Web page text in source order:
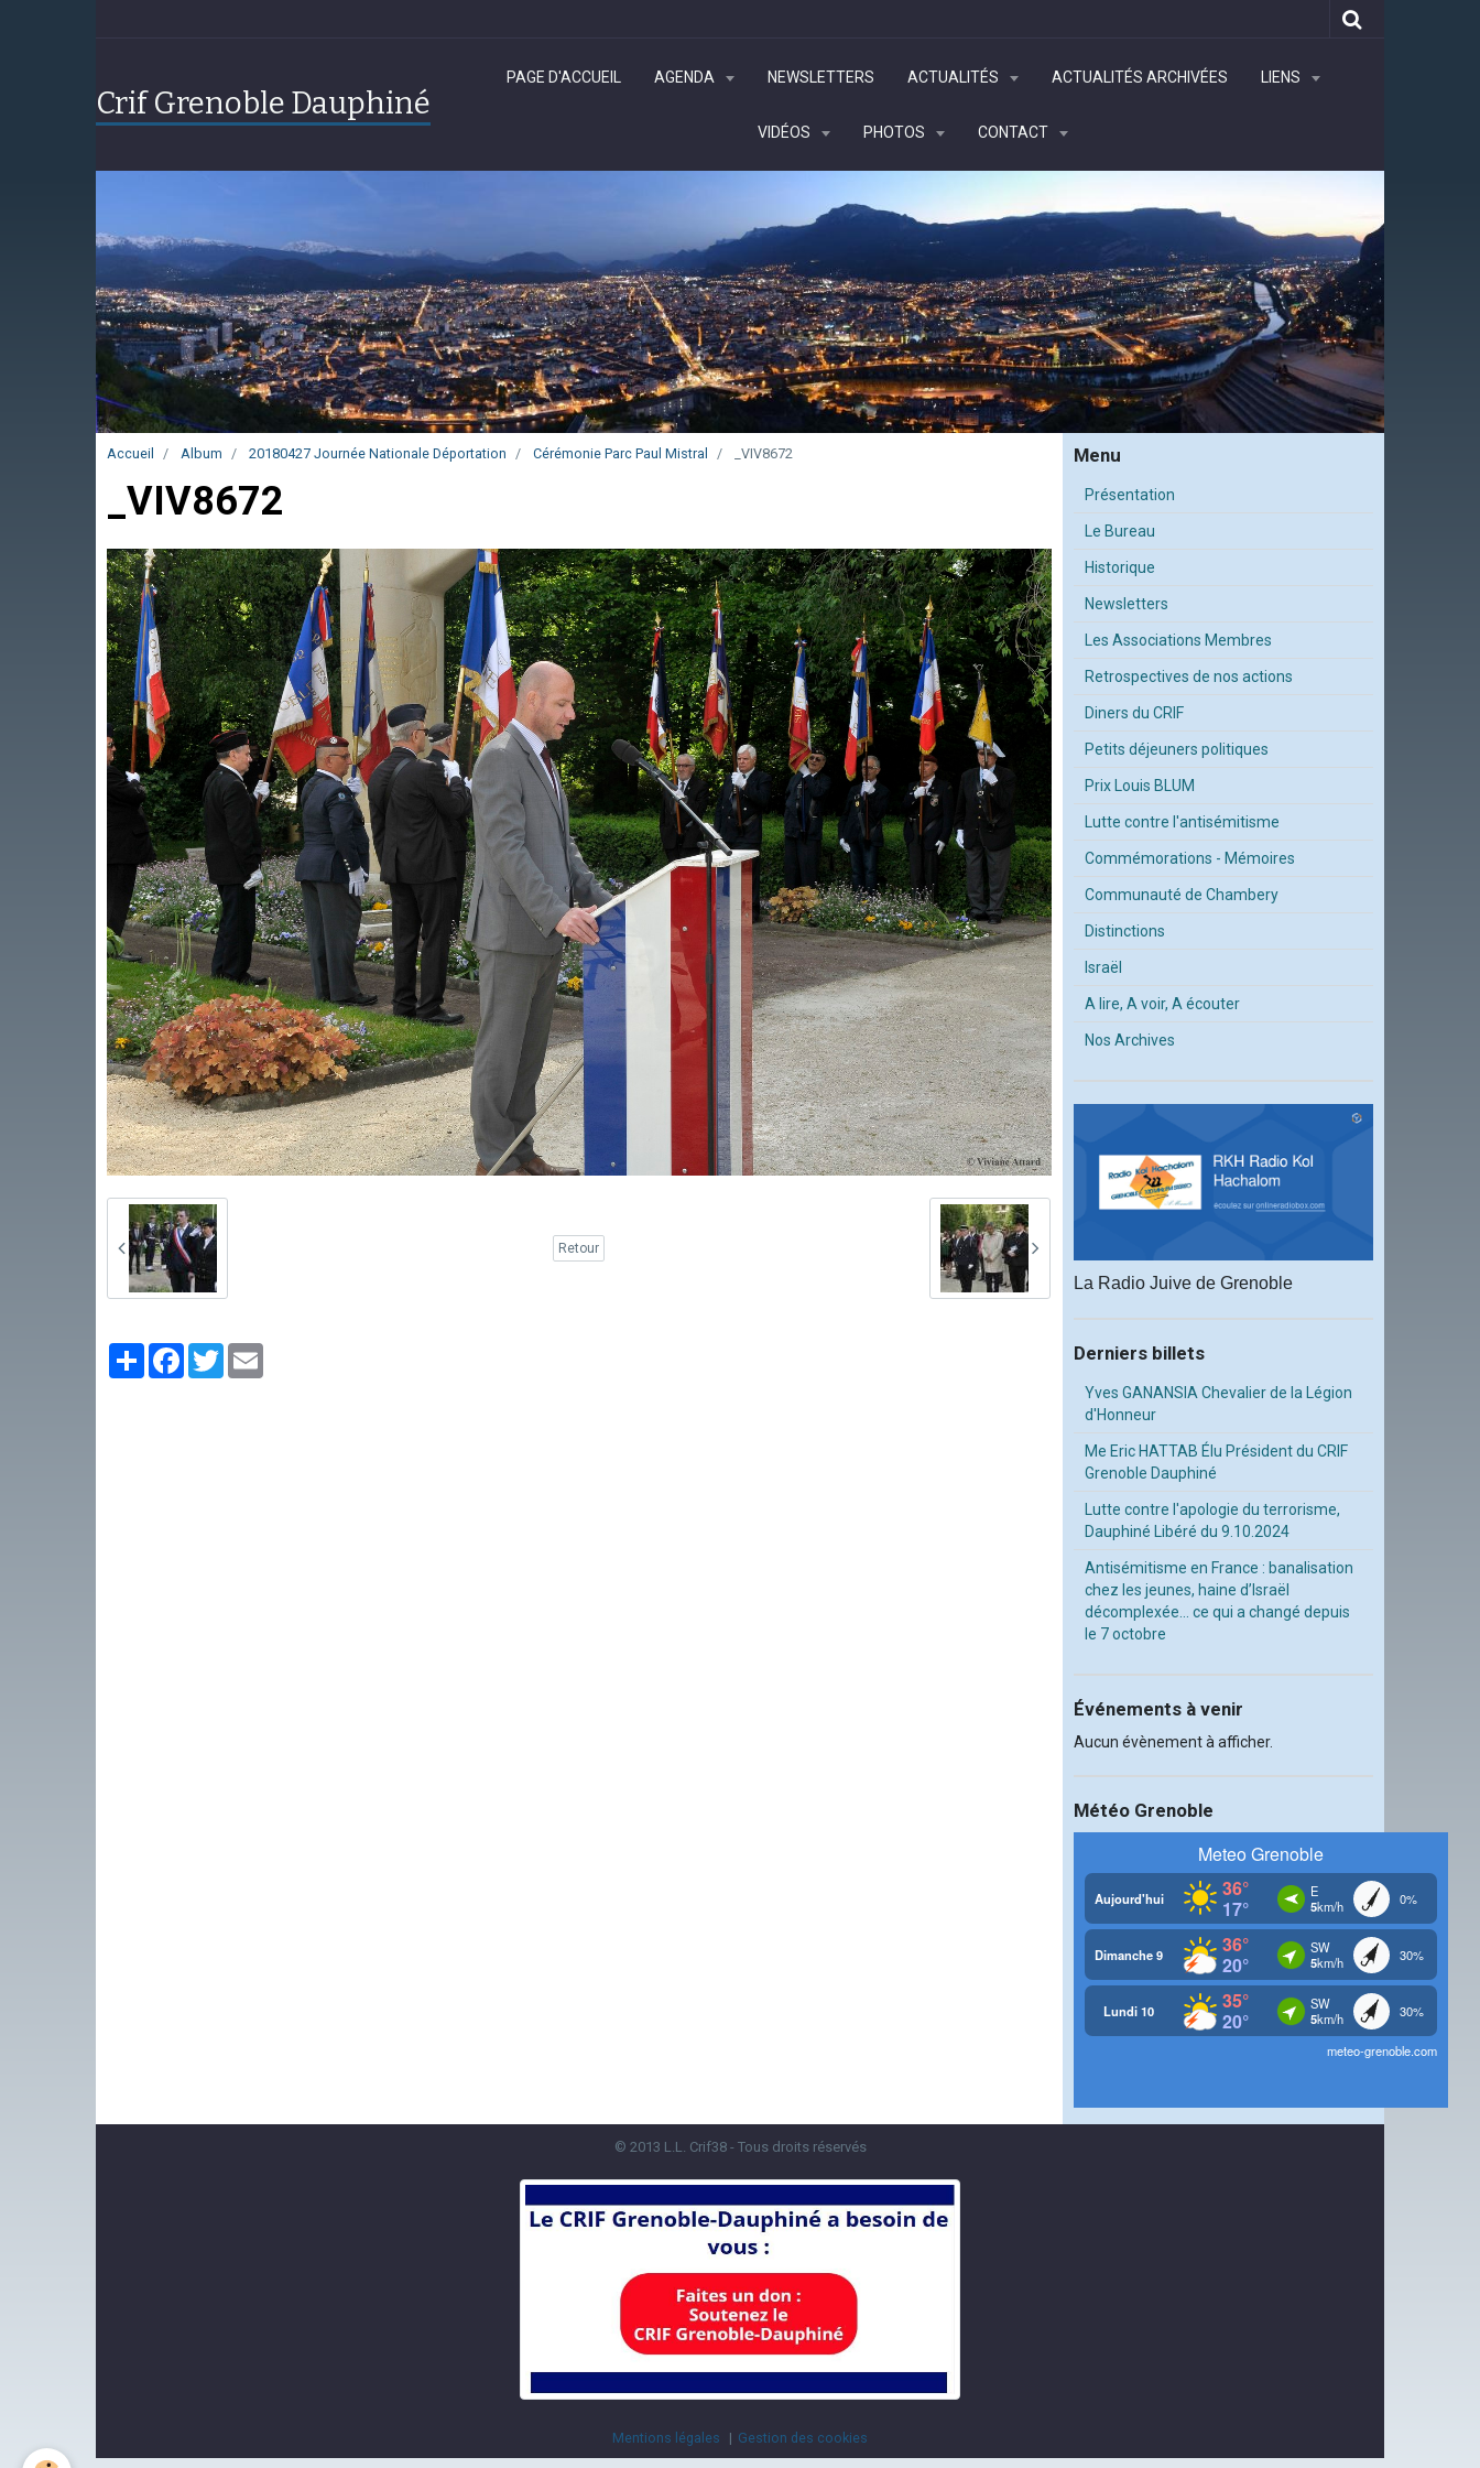
Crif Grenoble Dauphiné
PAGE D'ACCUEIL AGENDA NEWSLETTERS ACTUALITÉS ACTUALITÉS ARCHIVÉES LIENS
VIDÉOS PHOTOS CONTACT
Accueil Album 20180427 Journée Nationale Déportation Cérémonie Parc Paul Mistral _VIV8672
_VIV8672
Retour
PartagerFacebook
Twitter
Menu
Présentation
Le Bureau
Historique
Newsletters
Les Associations Membres
Retrospectives de nos actions
Diners du CRIF
Petits déjeuners politiques
Prix Louis BLUM
Lutte contre l'antisémitisme
Commémorations - Mémoires
Communauté de Chambery
Distinctions
Israël
A lire, A voir, A écouter
Nos Archives
La Radio Juive de Grenoble
Derniers billets
Yves GANANSIA Chevalier de la Légion
d'Honneur
Me Eric HATTAB Élu Président du CRIF
Grenoble Dauphiné
Lutte contre l'apologie du terrorisme,
Dauphiné Libéré du 9.10.2024
Antisémitisme en France : banalisation
chez les jeunes, haine d’Israël
décomplexée… ce qui a changé depuis
le 7 octobre
Événements à venir
Aucun évènement à afficher.
Météo Grenoble
© 2013 L.L. Crif38 - Tous droits réservés
Mentions légales Gestion des cookies